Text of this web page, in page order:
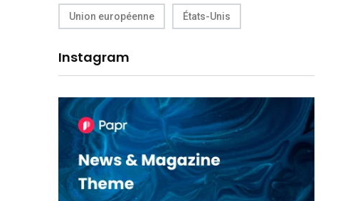
Union européenne États-Unis
Instagram